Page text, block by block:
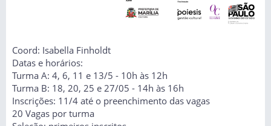
Coord: Isabella Finholdt
Datas e horários:
Turma A: 4, 6, 11 e 13/5 - 10h às 12h
Turma B: 18, 20, 25 e 27/05 - 14h às 16h
Inscrições: 11/4 até o preenchimento das vagas
20 Vagas por turma